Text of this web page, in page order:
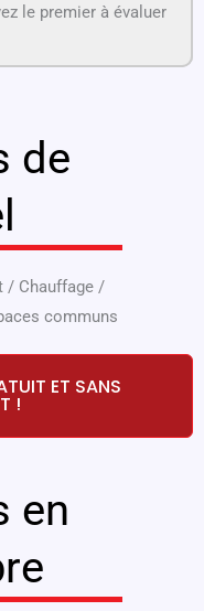
le premier à évaluer
de
/ Chauffage /
communs
ET SANS
!
en